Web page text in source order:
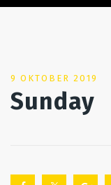
POSTED
ON
9 OKTOBER 2019
Sunday